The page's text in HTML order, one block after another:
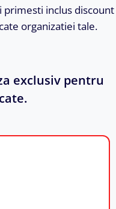
primesti inclus discount
organizatiei tale.
exclusiv pentru